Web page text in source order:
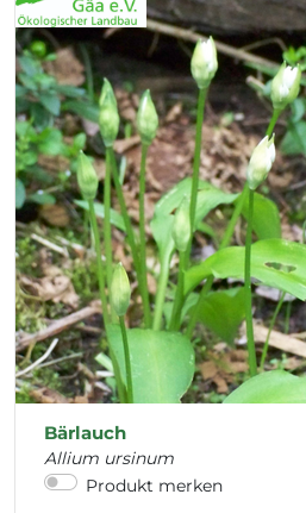
Bärlauch
Allium ursinum
Produkt merken